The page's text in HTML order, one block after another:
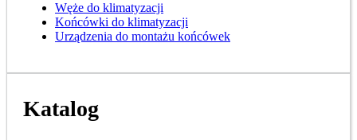
Węże do klimatyzacji
Końcówki do klimatyzacji
Urządzenia do montażu końcówek
Katalog